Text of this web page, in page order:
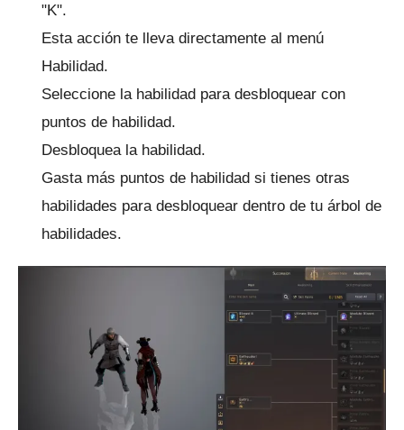
"K".
Esta acción te lleva directamente al menú
Habilidad.
Seleccione la habilidad para desbloquear con
puntos de habilidad.
Desbloquea la habilidad.
Gasta más puntos de habilidad si tienes otras
habilidades para desbloquear dentro de tu árbol de
habilidades.